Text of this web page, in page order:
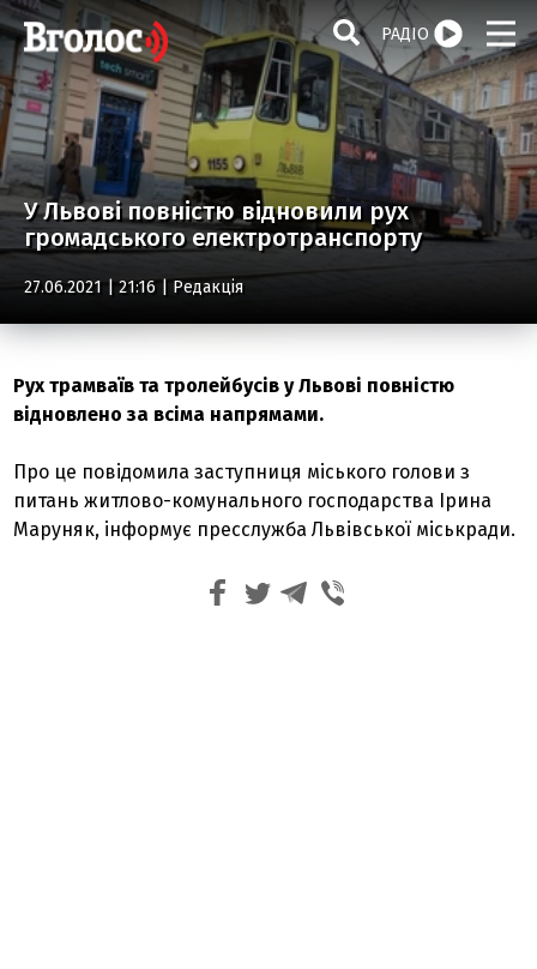
РАДІО
У Львові повністю відновили рух
громадського електротранспорту
27.06.2021 | 21:16 | Редакція
Рух трамваїв та тролейбусів у Львові повністю
відновлено за всіма напрямами.
Про це повідомила заступниця міського голови з
питань житлово-комунального господарства Ірина
Маруняк, інформує пресслужба Львівської міськради.